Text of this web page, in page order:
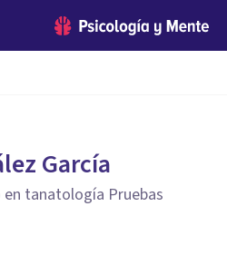
García
tanatología Pruebas